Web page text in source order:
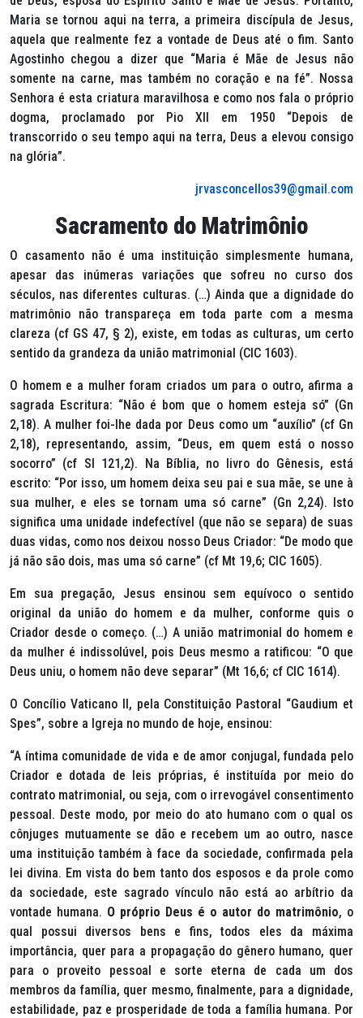
Maria se tornou aqui na terra, a primeira discípula de Jesus,
aquela que realmente fez a vontade de Deus até o fim. Santo
Agostinho chegou a dizer que “Maria é Mãe de Jesus não
somente na carne, mas também no coração e na fé”. Nossa
Senhora é esta criatura maravilhosa e como nos fala o próprio
dogma, proclamado por Pio XII em 1950 “Depois de
transcorrido o seu tempo aqui na terra, Deus a elevou consigo
na glória”.
jrvasconcellos39@gmail.com
Sacramento do Matrimônio
O casamento não é uma instituição simplesmente humana,
apesar das inúmeras variações que sofreu no curso dos
séculos, nas diferentes culturas. (…) Ainda que a dignidade do
matrimônio não transpareça em toda parte com a mesma
clareza (cf GS 47, § 2), existe, em todas as culturas, um certo
sentido da grandeza da união matrimonial (CIC 1603).
O homem e a mulher foram criados um para o outro, afirma a
sagrada Escritura: “Não é bom que o homem esteja só” (Gn
2,18). A mulher foi-lhe dada por Deus como um “auxílio” (cf Gn
2,18), representando, assim, “Deus, em quem está o nosso
socorro” (cf Sl 121,2). Na Bíblia, no livro do Gênesis, está
escrito: “Por isso, um homem deixa seu pai e sua mãe, se une à
sua mulher, e eles se tornam uma só carne” (Gn 2,24). Isto
significa uma unidade indefectível (que não se separa) de suas
duas vidas, como nos deixou nosso Deus Criador: “De modo que
já não são dois, mas uma só carne” (cf Mt 19,6; CIC 1605).
Em sua pregação, Jesus ensinou sem equívoco o sentido
original da união do homem e da mulher, conforme quis o
Criador desde o começo. (…) A união matrimonial do homem e
da mulher é indissolúvel, pois Deus mesmo a ratificou: “O que
Deus uniu, o homem não deve separar” (Mt 16,6; cf CIC 1614).
O Concílio Vaticano II, pela Constituição Pastoral “Gaudium et
Spes”, sobre a Igreja no mundo de hoje, ensinou:
“A íntima comunidade de vida e de amor conjugal, fundada pelo
Criador e dotada de leis próprias, é instituída por meio do
contrato matrimonial, ou seja, com o irrevogável consentimento
pessoal. Deste modo, por meio do ato humano com o qual os
cônjuges mutuamente se dão e recebem um ao outro, nasce
uma instituição também à face da sociedade, confirmada pela
lei divina. Em vista do bem tanto dos esposos e da prole como
da sociedade, este sagrado vínculo não está ao arbítrio da
vontade humana. O próprio Deus é o autor do matrimônio, o
qual possui diversos bens e fins, todos eles da máxima
importância, quer para a propagação do gênero humano, quer
para o proveito pessoal e sorte eterna de cada um dos
membros da família, quer mesmo, finalmente, para a dignidade,
estabilidade, paz e prosperidade de toda a família humana. Por